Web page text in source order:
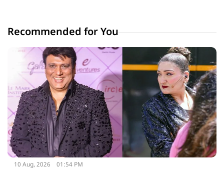
Recommended for You
10 Aug, 2026 01:54 PM